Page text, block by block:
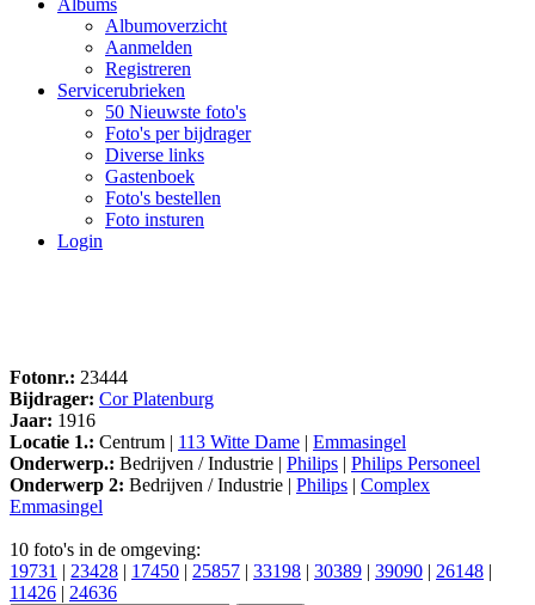
Albums
Albumoverzicht
Aanmelden
Registreren
Servicerubrieken
50 Nieuwste foto's
Foto's per bijdrager
Diverse links
Gastenboek
Foto's bestellen
Foto insturen
Login
Fotonr.: 23444
Bijdrager: Cor Platenburg
Jaar: 1916
Locatie 1.: Centrum | 113 Witte Dame | Emmasingel
Onderwerp.: Bedrijven / Industrie | Philips | Philips Personeel
Onderwerp 2: Bedrijven / Industrie | Philips | Complex
Emmasingel
10 foto's in de omgeving:
19731 | 23428 | 17450 | 25857 | 33198 | 30389 | 39090 | 26148 |
11426 | 24636